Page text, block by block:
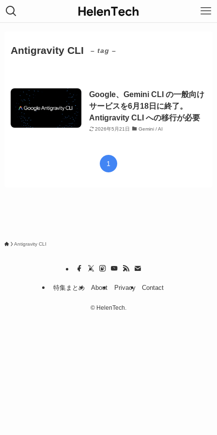
Antigravity CLI – tag –
Google、Gemini CLI の一般向け
サービスを6月18日に終了。
Antigravity CLI への移行が必要
2026年5月21日 Gemini / AI
1
Antigravity CLI
特集まとめ About Privacy Contact
© HelenTech.